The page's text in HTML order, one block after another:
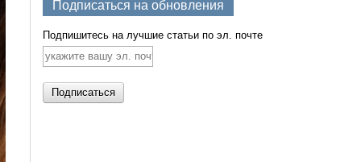
Подписаться на обновления
Подпишитесь на лучшие статьи по эл. почте